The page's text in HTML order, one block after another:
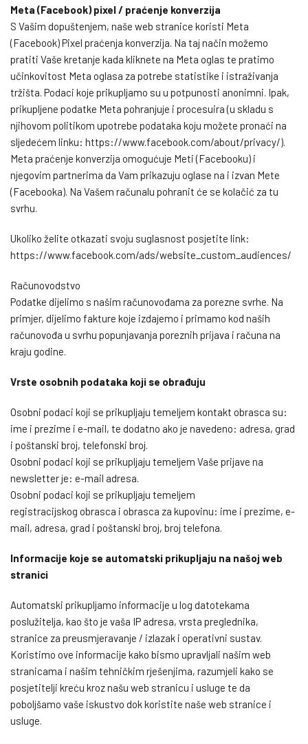
Meta (Facebook) pixel / praćenje konverzija
S Vašim dopuštenjem, naše web stranice koristi Meta
(Facebook) Pixel praćenja konverzija. Na taj način možemo
pratiti Vaše kretanje kada kliknete na Meta oglas te pratimo
učinkovitost Meta oglasa za potrebe statistike i istraživanja
tržišta. Podaci koje prikupljamo su u potpunosti anonimni. Ipak,
prikupljene podatke Meta pohranjuje i procesuira (u skladu s
njihovom politikom upotrebe podataka koju možete pronaći na
sljedećem linku: https://www.facebook.com/about/privacy/).
Meta praćenje konverzija omogućuje Meti (Facebooku) i
njegovim partnerima da Vam prikazuju oglase na i izvan Mete
(Facebooka). Na Vašem računalu pohranit će se kolačić za tu
svrhu.
Ukoliko želite otkazati svoju suglasnost posjetite link:
https://www.facebook.com/ads/website_custom_audiences/
Računovodstvo
Podatke dijelimo s našim računovođama za porezne svrhe. Na
primjer, dijelimo fakture koje izdajemo i primamo kod naših
računovođa u svrhu popunjavanja poreznih prijava i računa na
kraju godine.
Vrste osobnih podataka koji se obrađuju
Osobni podaci koji se prikupljaju temeljem kontakt obrasca su:
ime i prezime i e-mail, te dodatno ako je navedeno: adresa, grad
i poštanski broj, telefonski broj.
Osobni podaci koji se prikupljaju temeljem Vaše prijave na
newsletter je: e-mail adresa.
Osobni podaci koji se prikupljaju temeljem
registracijskog obrasca i obrasca za kupovinu: ime i prezime, e-
mail, adresa, grad i poštanski broj, broj telefona.
Informacije koje se automatski prikupljaju na našoj web
stranici
Automatski prikupljamo informacije u log datotekama
poslužitelja, kao što je vaša IP adresa, vrsta preglednika,
stranice za preusmjeravanje / izlazak i operativni sustav.
Koristimo ove informacije kako bismo upravljali našim web
stranicama i našim tehničkim rješenjima, razumjeli kako se
posjetitelji kreću kroz našu web stranicu i usluge te da
poboljšamo vaše iskustvo dok koristite naše web stranice i
usluge.